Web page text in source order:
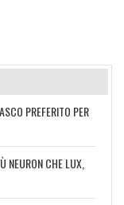
PREFERITO PER
NEURON CHE LUX,